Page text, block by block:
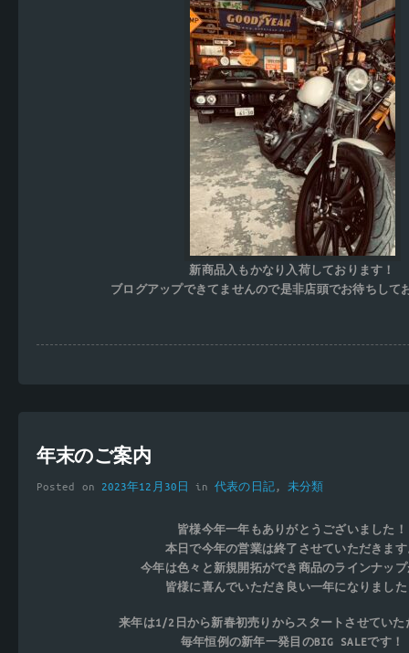
新商品入もかなり入荷しております！
ブログアップできてませんので是非店頭でお待ちして
年末のご案内
Posted on 2023年12月30日 in代表の日記, 未分類
皆様今年一年もありがとうございました！
本日で今年の営業は終了させていただきま
今年は色々と新規開拓ができ商品のラインナッ
皆様に喜んでいただき良い一年になりまし
来年は1/2日から新春初売りからスタートさせていた
毎年恒例の新年一発目のBIG SALEです！